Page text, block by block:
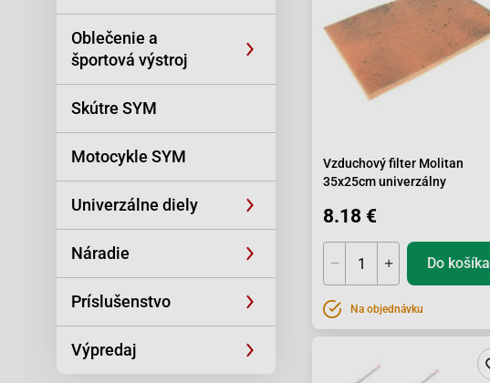
Oblečenie a
športová výstroj
Skútre SYM
Motocykle SYM
Univerzálne diely
Náradie
Príslušenstvo
Výpredaj
Vzduchový filter Molitan
35x25cm univerzálny
8.18 €
Do košíka
Na objednávku